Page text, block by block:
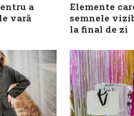
a
vară
Elemente
semnele
la final de zi